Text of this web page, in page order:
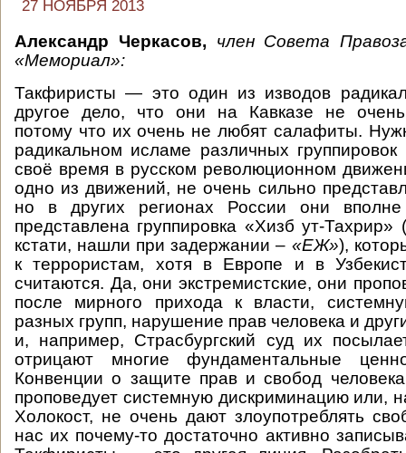
27 НОЯБРЯ 2013
Александр Черкасов,
член Совета
«Мемориал»:
Такфиристы — это один из изводов
другое дело, что они на Кавказе не очень
потому что их очень не любят салафиты.
радикальном исламе различных
своё время в русском революционном
одно из движений, не очень сильно
но в других регионах России они
представлена группировка «Хизб ут-Тахрир»
кстати, нашли при задержании – «ЕЖ»),
к террористам, хотя в Европе и в
считаются. Да, они экстремистские, они
после мирного прихода к власти,
разных групп, нарушение прав человека и
и, например, Страсбургский суд их
отрицают многие фундаментальные
Конвенции о защите прав и свобод
проповедует системную дискриминацию или,
Холокост, не очень дают злоупотреблять
нас их почему-то достаточно активно